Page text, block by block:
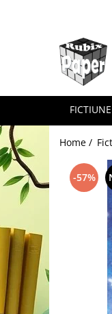
Fictiune
Literatură Clasică
Mistere și Thrillere
Romane
Science Fiction și
Young Adult (YA)
Non-fictiune
Dezvoltare personala...
Biografii și Memorii
Istorie și Cultură
Știință și Tehnologie
FICTIUNE
Home /
-57%